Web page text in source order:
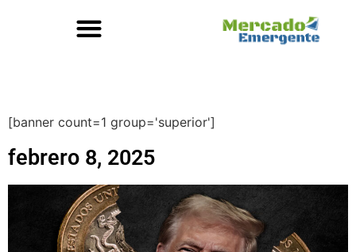
[banner count=1 group='superior']
febrero 8, 2025